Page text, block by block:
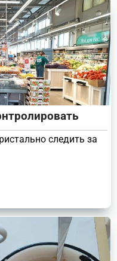
следить за